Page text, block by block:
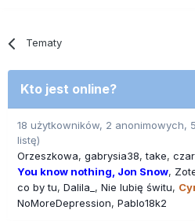
Tematy
Kto jest online?
18 użytkowników, 2 anonimowych,
listę)
Orzeszkowa gabrysia38 take
You know nothing, Jon Snow
co by tu Dalila_ Nie lubię świtu
NoMoreDepression Pablo18k2